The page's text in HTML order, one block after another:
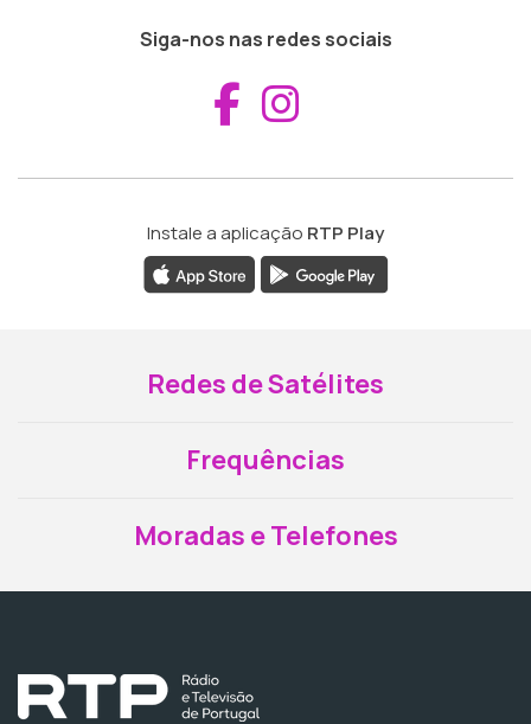
Siga-nos nas redes sociais
Aceder ao
Instale a aplicação RTP Play
Redes de Satélites
Frequências
Moradas e Telefones